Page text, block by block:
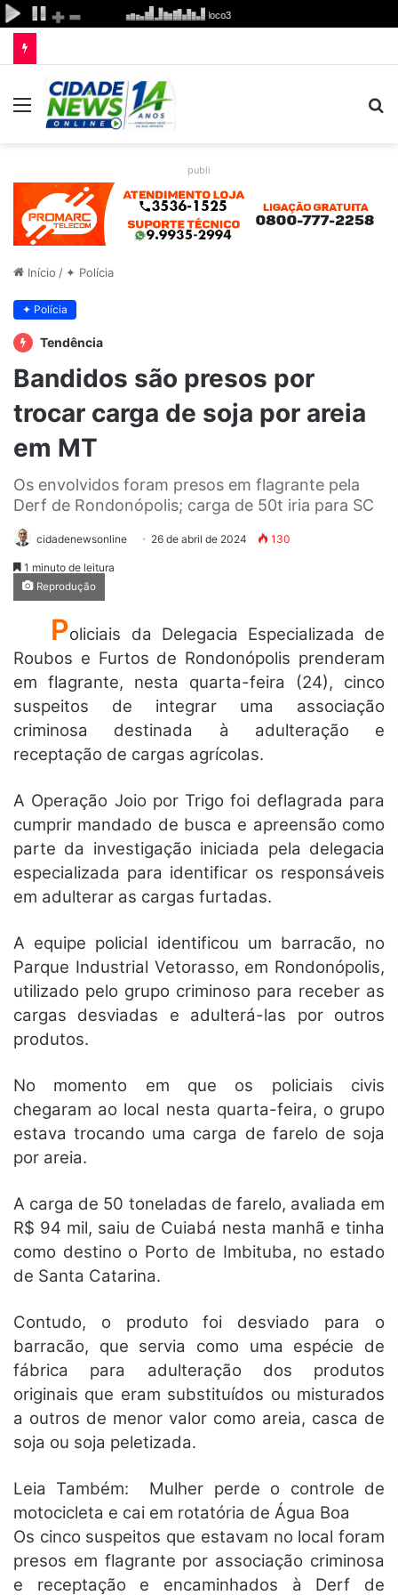
Menu
publi
Início / ✦ Polícia
✦ Polícia
Tendência
Bandidos são presos por
trocar carga de soja por areia
em MT
Os envolvidos foram presos em flagrante pela
Derf de Rondonópolis; carga de 50t iria para SC
cidadenewsonline 26 de abril de 2024 130
1 minuto de leitura
Reprodução
Policiais da Delegacia Especializada de
Roubos e Furtos de Rondonópolis prenderam
em flagrante, nesta quarta-feira (24), cinco
suspeitos de integrar uma associação
criminosa destinada à adulteração e
receptação de cargas agrícolas.
A Operação Joio por Trigo foi deflagrada para
cumprir mandado de busca e apreensão como
parte da investigação iniciada pela delegacia
especializada para identificar os responsáveis
em adulterar as cargas furtadas.
A equipe policial identificou um barracão, no
Parque Industrial Vetorasso, em Rondonópolis,
utilizado pelo grupo criminoso para receber as
cargas desviadas e adulterá-las por outros
produtos.
No momento em que os policiais civis
chegaram ao local nesta quarta-feira, o grupo
estava trocando uma carga de farelo de soja
por areia.
A carga de 50 toneladas de farelo, avaliada em
R$ 94 mil, saiu de Cuiabá nesta manhã e tinha
como destino o Porto de Imbituba, no estado
de Santa Catarina.
Contudo, o produto foi desviado para o
barracão, que servia como uma espécie de
fábrica para adulteração dos produtos
originais que eram substituídos ou misturados
a outros de menor valor como areia, casca de
soja ou soja peletizada.
Leia Também:
Mulher perde o controle de
motocicleta e cai em rotatória de Água Boa
Os cinco suspeitos que estavam no local foram
presos em flagrante por associação criminosa
e receptação e encaminhados à Derf de